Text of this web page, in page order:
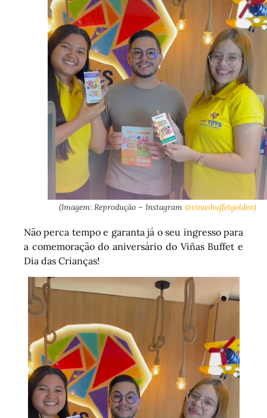
(Imagem: Reprodução – Instagram @vinasbuffetgolden)
Não perca tempo e garanta já o seu ingresso para
a comemoração do aniversário do Viñas Buffet e
Dia das Crianças!
Tocador
de